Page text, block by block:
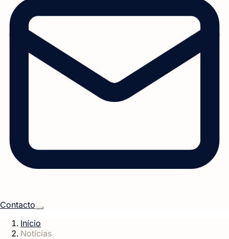
Contacto
Início
Notícias